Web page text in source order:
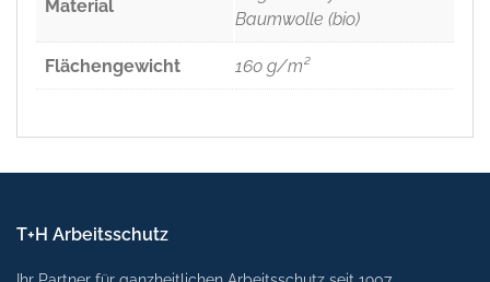
Material
Baumwolle (bio)
Flächengewicht 160 g/m²
T+H Arbeitsschutz